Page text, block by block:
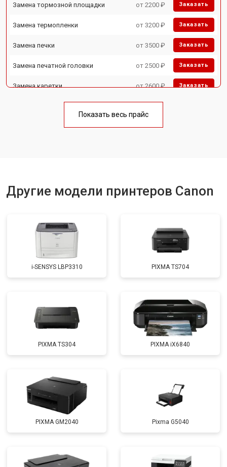
Замена тормозной площадки от 2200 ₽ Заказать
Замена термопленки от 3200 ₽ Заказать
Замена печки от 3500 ₽ Заказать
Замена печатной головки от 2500 ₽ Заказать
Замена каретки от 2600 ₽ Заказать
Замена блока питания от 2300 ₽
Показать весь прайс
Другие модели принтеров Canon
i-SENSYS LBP3310 PIXMA TS704
PIXMA TS304 PIXMA iX6840
PIXMA GM2040 Pixma G5040